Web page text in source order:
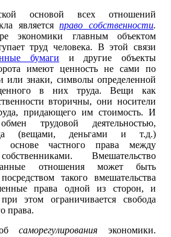
основой всех отношений
являетсяправо собственности.
экономики главным объектом
труд человека. В этой связи
бумаги и другие объекты
имеют ценность не сами по
или знаки, символы определенной
в них труда. Вещи как
вторичны, они носители
придающего им стоимость. И
трудовой деятельностью,
(вещами, деньгами и т.д.)
основе частного права между
Вмешательство
отношения может быть
такого вмешательства
права одной из сторон, и
этом ограничивается свобода
права.
саморегулирования экономики.